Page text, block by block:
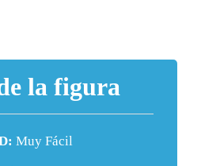
la figura
Muy Fácil